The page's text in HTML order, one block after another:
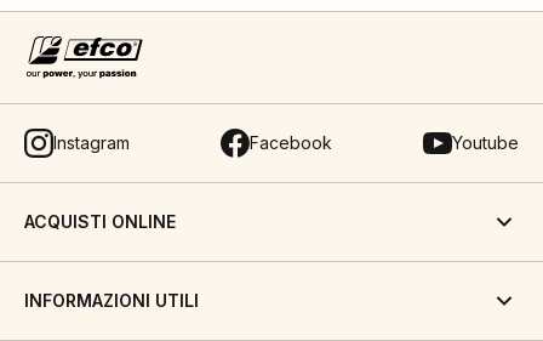
Instagram Facebook Youtube
ACQUISTI ONLINE
INFORMAZIONI UTILI